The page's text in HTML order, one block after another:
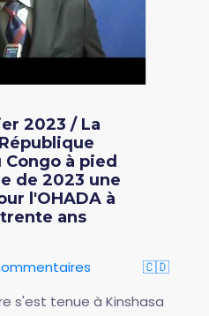
2023 / La
à pied
de 2023 une
l'OHADA à
ans
🇨🇩
s'est tenue à Kinshasa